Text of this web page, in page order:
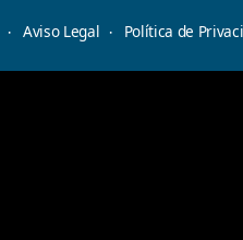
Aviso Legal Política de